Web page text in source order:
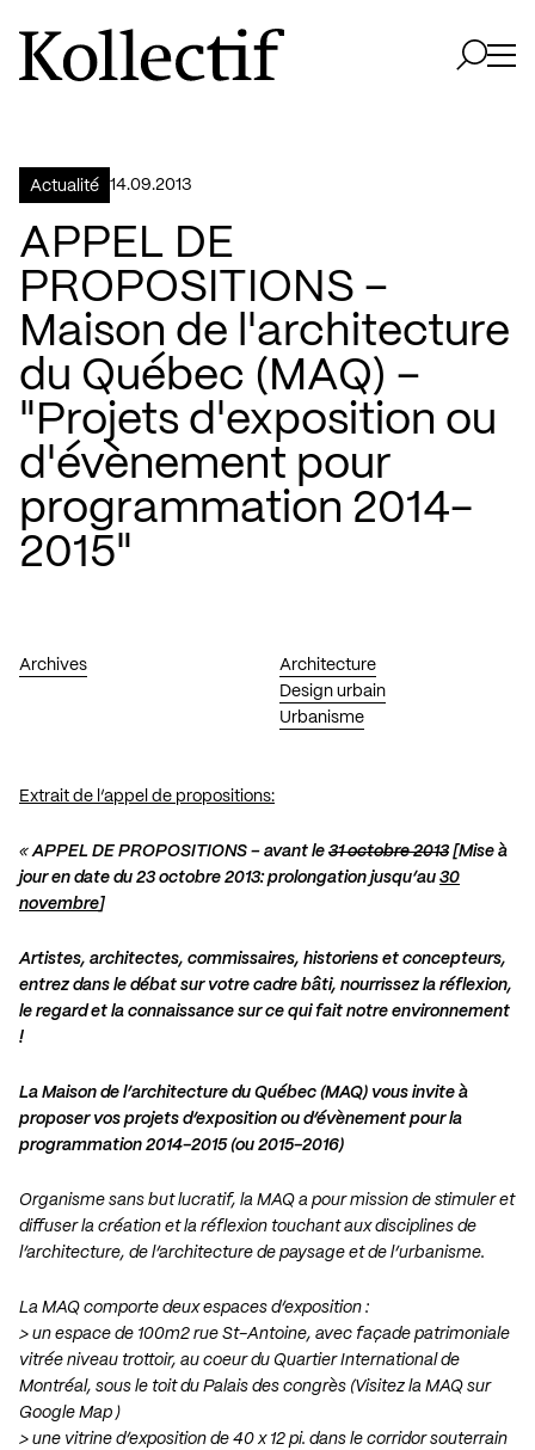
Aller à la page d'accueil
Logo Kollectif
Actualité 14.09.2013
APPEL DE
PROPOSITIONS –
Maison de l'architecture
du Québec (MAQ) –
"Projets d'exposition ou
d'évènement pour
programmation 2014-
2015"
Archives
Architecture
Design urbain
Urbanisme
Extrait de l’appel de propositions:
«APPEL DE PROPOSITIONS – avant le 31 octobre 2013 [Mise à
jour en date du 23 octobre 2013: prolongation jusqu’au 30
novembre]
Artistes, architectes, commissaires, historiens et concepteurs,
entrez dans le débat sur votre cadre bâti, nourrissez la réflexion,
le regard et la connaissance sur ce qui fait notre environnement
!
La Maison de l’architecture du Québec (MAQ) vous invite à
proposer vos projets d’exposition ou d’évènement pour la
programmation 2014-2015 (ou 2015-2016)
Organisme sans but lucratif, la MAQ a pour mission de stimuler et
diffuser la création et la réflexion touchant aux disciplines de
l’architecture, de l’architecture de paysage et de l’urbanisme.
La MAQ comporte deux espaces d’exposition :
> un espace de 100m2 rue St-Antoine, avec façade patrimoniale
vitrée niveau trottoir, au coeur du Quartier International de
Montréal, sous le toit du Palais des congrès (Visitez la MAQ sur
Google Map )
> une vitrine d’exposition de 40 x 12 pi. dans le corridor souterrain